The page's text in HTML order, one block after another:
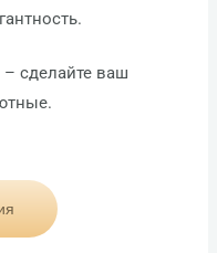
– сделайте ваш